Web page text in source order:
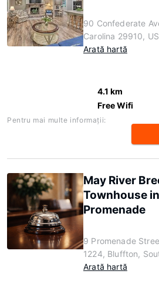
90 Confederate
Carolina 29910, US
Arată hartă
4.1 km
Free Wifi
Pentru mai multe informaţii:
May River
Townhouse
Promenade
9 Promenade
1224, Bluffton,
Arată hartă